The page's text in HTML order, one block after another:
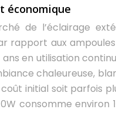
économique
de l’éclairage
rapport aux
ans en utilisation
chaleureuse,
initial soit parfois
consomme